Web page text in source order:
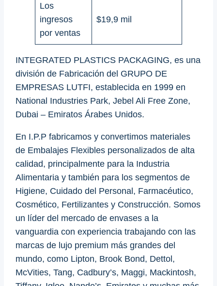
Los
ingresos
por ventas
$19,9 mil
INTEGRATED PLASTICS PACKAGING, es una
división de Fabricación del GRUPO DE
EMPRESAS LUTFI, establecida en 1999 en
National Industries Park, Jebel Ali Free Zone,
Dubai – Emiratos Árabes Unidos.
En I.P.P fabricamos y convertimos materiales
de Embalajes Flexibles personalizados de alta
calidad, principalmente para la Industria
Alimentaria y también para los segmentos de
Higiene, Cuidado del Personal, Farmacéutico,
Cosmético, Fertilizantes y Construcción. Somos
un líder del mercado de envases a la
vanguardia con experiencia trabajando con las
marcas de lujo premium más grandes del
mundo, como Lipton, Brook Bond, Dettol,
McVities, Tang, Cadbury’s, Maggi, Mackintosh,